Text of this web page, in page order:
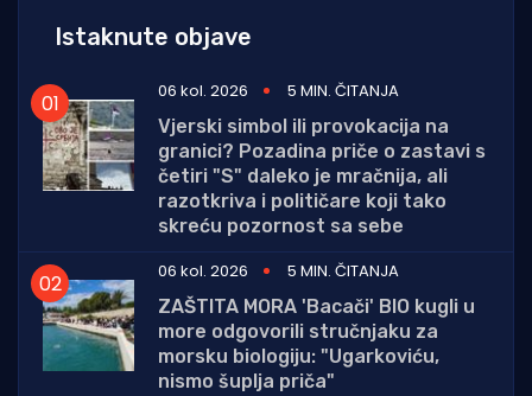
Istaknute objave
06 kol. 2026
5 MIN. ČITANJA
Vjerski simbol ili provokacija na
granici? Pozadina priče o zastavi s
četiri "S" daleko je mračnija, ali
razotkriva i političare koji tako
skreću pozornost sa sebe
06 kol. 2026
5 MIN. ČITANJA
ZAŠTITA MORA 'Bacači' BIO kugli u
more odgovorili stručnjaku za
morsku biologiju: "Ugarkoviću,
nismo šuplja priča"